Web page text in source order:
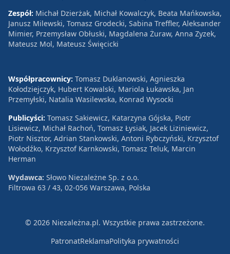
Zespół: Michał Dzierżak, Michał Kowalczyk, Beata Mańkowska,
Janusz Milewski, Tomasz Grodecki, Sabina Treffler, Aleksander
Mimier, Przemysław Obłuski, Magdalena Żuraw, Anna Zyzek,
Mateusz Mol, Mateusz Święcicki
Współpracownicy: Tomasz Duklanowski, Agnieszka
Kołodziejczyk, Hubert Kowalski, Mariola Łukawska, Jan
Przemyłski, Natalia Wasilewska, Konrad Wysocki
Publicyści: Tomasz Sakiewicz, Katarzyna Gójska, Piotr
Lisiewicz, Michał Rachoń, Tomasz Łysiak, Jacek Liziniewicz,
Piotr Nisztor, Adrian Stankowski, Antoni Rybczyński, Krzysztof
Wołodźko, Krzysztof Karnkowski, Tomasz Teluk, Marcin
Herman
Wydawca: Słowo Niezależne Sp. z o.o.
Filtrowa 63 / 43, 02-056 Warszawa, Polska
© 2026 Niezależna.pl. Wszystkie prawa zastrzeżone.
PatronatReklamaPolityka prywatności